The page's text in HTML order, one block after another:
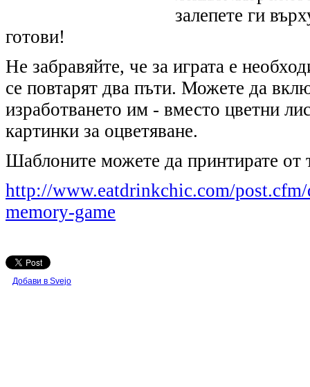
залепете ги
готови!
Не забравяйте, че за играта е
се повтарят два пъти. Можете да
изработването им - вместо цветни
картинки за оцветяване.
Шаблоните можете да принтирате от
http://www.eatdrinkchic.com/
memory-game
Добави в Svejo